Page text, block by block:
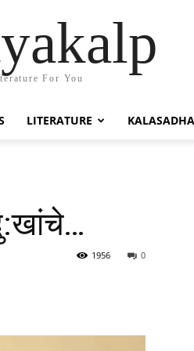
For You
LITERATURE
0
1956